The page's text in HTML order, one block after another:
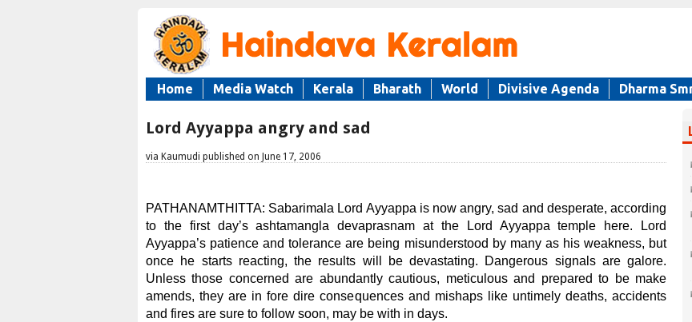
Home Media Watch Kerala Bharath World Divisive Agenda Dharma
Lord Ayyappa angry and sad
via Kaumudi published on June 17, 2006
PATHANAMTHITTA: Sabarimala Lord Ayyappa is now angry, sad and desperate, according
to the first day’s ashtamangla devaprasnam at the Lord Ayyappa temple here. Lord
Ayyappa’s patience and tolerance are being misunderstood by many as his weakness, but
once he starts reacting, the results will be devastating. Dangerous signals are galore.
Unless those concerned are abundantly cautious, meticulous and prepared to be make
amends, they are in fore dire consequences and mishaps like untimely deaths, accidents
and fires are sure to follow soon, may be with in days.